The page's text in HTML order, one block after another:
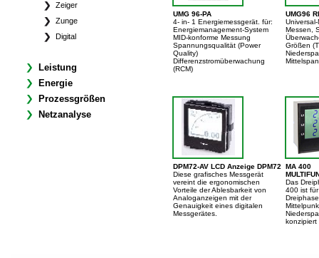
Zeiger
Zunge
Digital
Leistung
Energie
Prozessgrößen
Netzanalyse
UMG 96-PA
4- in- 1 Energiemessgerät. für:
Energiemanagement-System
MID-konforme Messung
Spannungsqualität (Power
Quality)
Differenzstromüberwachung
(RCM)
UMG96
Messen,
Größen
DPM72-AV LCD Anzeige DPM72
Diese grafisches Messgerät
vereint die ergonomischen
Vorteile der Ablesbarkeit von
Analoganzeigen mit der
Genauigkeit eines digitalen
Messgerätes.
MA 400
Das
400 ist
konzipiert